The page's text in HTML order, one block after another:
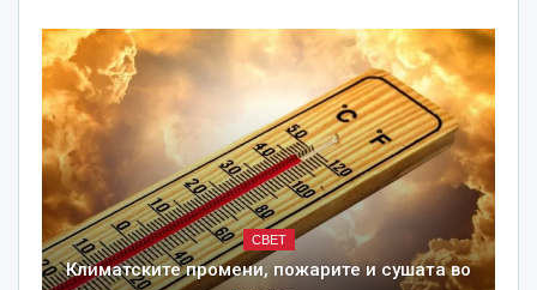
СВЕТ
Климатските промени, пожарите и сушата во